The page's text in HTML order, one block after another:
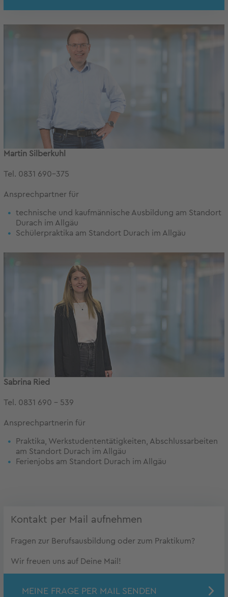
Martin Silberkuhl
Tel. 0831 690-375
Ansprechpartner für
technische und kaufmännische Ausbildung am Standort
Durach im Allgäu
Schülerpraktika am Standort Durach im Allgäu
Sabrina Ried
Tel. 0831 690 - 539
Ansprechpartnerin für
Praktika, Werkstudententätigkeiten, Abschlussarbeiten
am Standort Durach im Allgäu
Ferienjobs am Standort Durach im Allgäu
Kontakt per Mail aufnehmen
Fragen zur Berufsausbildung oder zum Praktikum?
Wir freuen uns auf Deine Mail!
MEINE FRAGE PER MAIL SENDEN